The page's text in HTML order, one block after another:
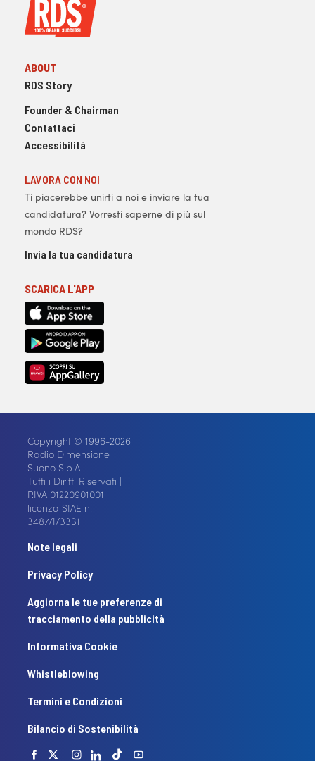
ABOUT
RDS Story
Founder & Chairman
Contattaci
Accessibilità
LAVORA CON NOI
Ti piacerebbe unirti a noi e inviare la tua
candidatura? Vorresti saperne di più sul
mondo RDS?
Invia la tua candidatura
SCARICA L'APP
Copyright © 1996-2026
Radio Dimensione
Suono S.p.A |
Tutti i Diritti Riservati |
P.IVA 01220901001 |
licenza SIAE n.
3487/I/3331
Note legali
Privacy Policy
Aggiorna le tue preferenze di
tracciamento della pubblicità
Informativa Cookie
Whistleblowing
Termini e Condizioni
Bilancio di Sostenibilità